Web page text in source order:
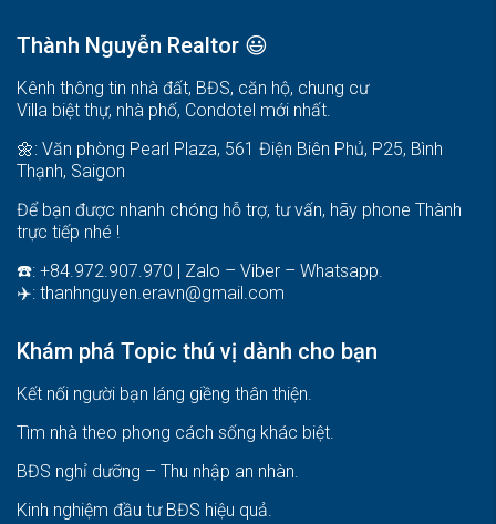
Thành Nguyễn Realtor 😃
Kênh thông tin nhà đất, BĐS, căn hộ, chung cư
Villa biệt thự, nhà phố, Condotel mới nhất.
🌼: Văn phòng Pearl Plaza, 561 Điện Biên Phủ, P25, Bình
Thạnh, Saigon
Để bạn được nhanh chóng hỗ trợ, tư vấn, hãy phone Thành
trực tiếp nhé !
☎️: +84.972.907.970 | Zalo – Viber – Whatsapp.
✈️: thanhnguyen.eravn@gmail.com
Khám phá Topic thú vị dành cho bạn
Kết nối người bạn láng giềng thân thiện.
Tìm nhà theo phong cách sống khác biệt
BĐS nghỉ dưỡng – Thu nhập an nhàn
Kinh nghiệm đầu tư BĐS hiệu quả